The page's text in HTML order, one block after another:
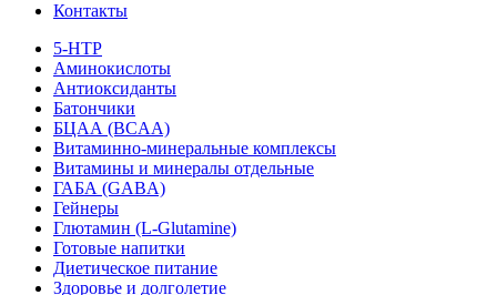
Контакты
5-HTP
Аминокислоты
Антиоксиданты
Батончики
БЦАА (BCAA)
Витаминно-минеральные комплексы
Витамины и минералы отдельные
ГАБА (GABA)
Гейнеры
Глютамин (L-Glutamine)
Готовые напитки
Диетическое питание
Здоровье и долголетие